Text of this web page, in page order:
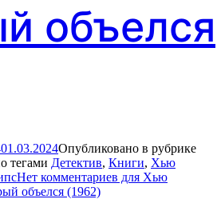
объелся
01.03.2024Опубликовано в рубрике
тегами Детектив, Книги, Хью
Нет комментариев для Хью
объелся (1962)